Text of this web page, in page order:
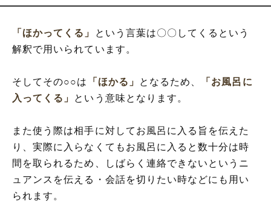
「ほかってくる」
という言葉は〇〇してくるという
解釈で用いられています。
そしてその○○は 「ほかる」 となるため、
「お風呂に
入ってくる」 という意味となります。
また使う際は相手に対してお風呂に入る旨を伝えた
り、実際に入らなくてもお風呂に入ると数十分は時
間を取られるため、しばらく連絡できないというニ
ュアンスを伝える・会話を切りたい時などにも用い
られます。